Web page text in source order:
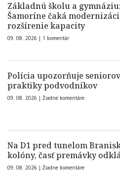
Základnú školu a
Šamoríne čaká
rozšírenie kapacity
09. 08. 2026 | 1 komentár
Polícia upozorňuje
praktiky podvodníkov
09. 08. 2026 | Žiadne komentáre
Na D1 pred tunelom
kolóny, časť premávky
09. 08. 2026 | Žiadne komentáre